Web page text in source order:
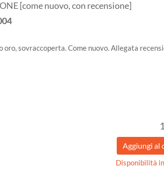
[come nuovo, con recensione]
sovraccoperta. Come nuovo. Allegata
Disponibilità